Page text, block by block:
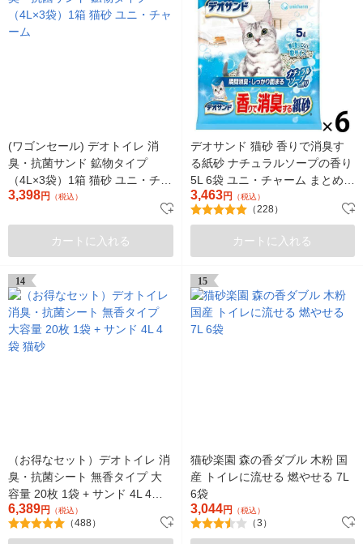
(ワゴンセール) デオトイレ 消
臭・抗菌サンド 鉱物タイプ
（4L×3袋）1箱 猫砂 ユニ・チャ
ーム
3,398円 （税込）
カートに入れる
デオサンド 猫砂 香りで消臭す
る紙砂 ナチュラルソープの香り
5L 6袋 ユニ・チャーム まとめ買
い
3,463円 （税込）
（228）
カートに入れる
14
（お得なセット）デオトイレ 消
臭・抗菌シート 無香タイプ 大
容量 20枚 1袋 + サンド 4L 4袋
猫砂
6,389円 （税込）
（488）
15
猫砂楽園 森の香ダブル 木粉 国
産 トイレに流せる 燃やせる 7L
6袋
3,044円 （税込）
（3）